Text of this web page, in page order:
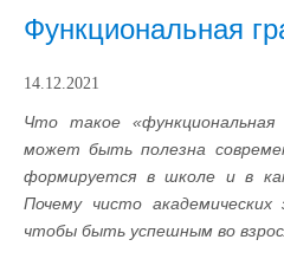
Функциональная
14.12.2021
Что такое
может быть полезна
формируется в школе и в
Почему чисто
чтобы быть успешным во